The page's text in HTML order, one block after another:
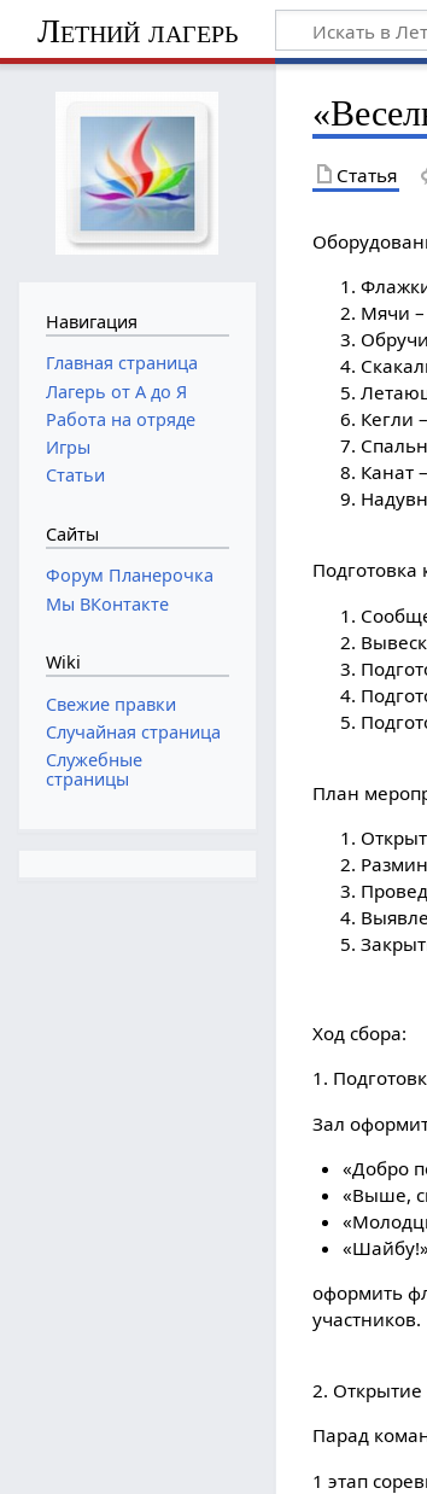
Летний лагерь
Статья
Мячи
Кегли
Канат
План
Ход сбора:
1.
Зал
«Добро
«Выше,
оформить
участников.
2.
Парад
1 этап
Навигация
Главная страница
Лагерь от А до Я
Работа на отряде
Игры
Статьи
Сайты
Форум Планерочка
Мы ВКонтакте
Wiki
Свежие правки
Случайная страница
Служебные
страницы